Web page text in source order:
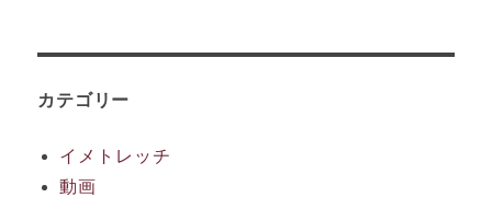
ブ
カテゴリー
イメトレッチ
動画